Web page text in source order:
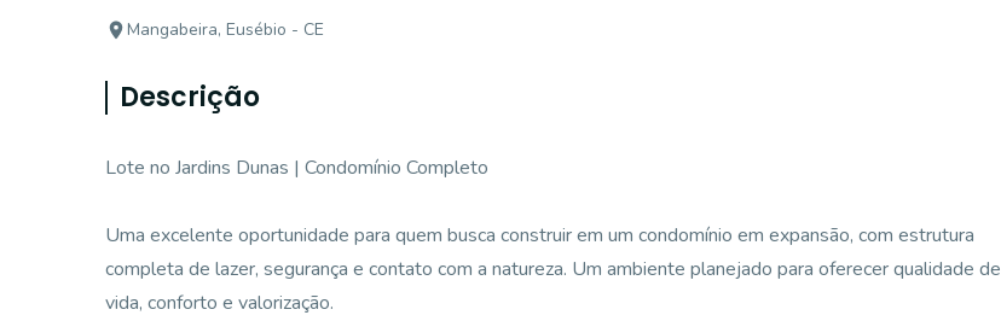
Mangabeira, Eusébio - CE
Descrição
Lote no Jardins Dunas | Condomínio Completo
Uma excelente oportunidade para quem busca construir em um condomínio em expansão, com estrutura
completa de lazer, segurança e contato com a natureza. Um ambiente planejado para oferecer qualidade de
vida, conforto e valorização.